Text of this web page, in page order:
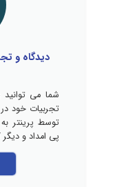
دیدگاه و
شما می توانید
تجربیات خود
توسط پرینتر به
پی امداد و دیگر